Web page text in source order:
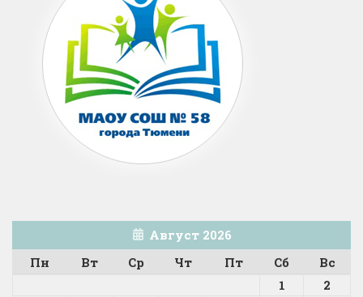
Август 2026
Пн
Вт Ср Чт Пт Сб
Вс
1
2